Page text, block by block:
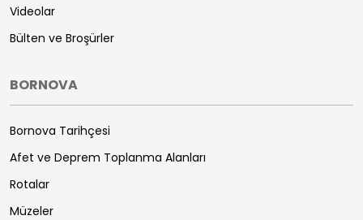
Videolar
Bülten ve Broşürler
BORNOVA
Bornova Tarihçesi
Afet ve Deprem Toplanma Alanları
Rotalar
Müzeler